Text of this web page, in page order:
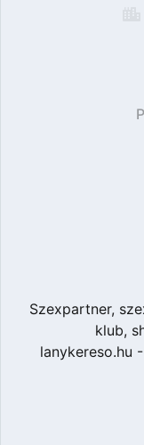
Szexpartner,
klub,
lanykereso.hu